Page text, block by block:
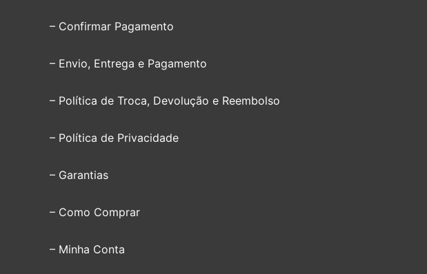
– Confirmar Pagamento
– Envio, Entrega e Pagamento
– Política de Troca, Devolução e Reembolso
– Política de Privacidade
– Garantias
– Como Comprar
– Minha Conta